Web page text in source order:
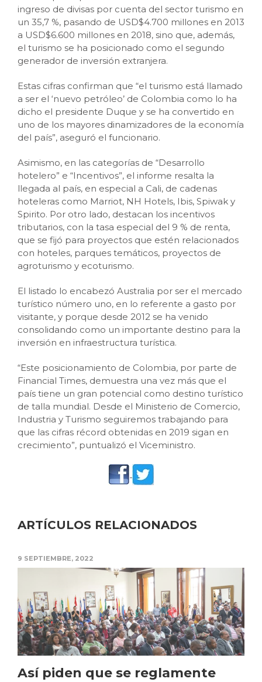
ingreso de divisas por cuenta del sector turismo en
un 35,7 %, pasando de USD$4.700 millones en 2013
a USD$6.600 millones en 2018, sino que, además,
el turismo se ha posicionado como el segundo
generador de inversión extranjera.
Estas cifras confirman que “el turismo está llamado
a ser el ‘nuevo petróleo’ de Colombia como lo ha
dicho el presidente Duque y se ha convertido en
uno de los mayores dinamizadores de la economía
del país”, aseguró el funcionario.
Asimismo, en las categorías de “Desarrollo
hotelero” e “Incentivos”, el informe resalta la
llegada al país, en especial a Cali, de cadenas
hoteleras como Marriot, NH Hotels, Ibis, Spiwak y
Spirito. Por otro lado, destacan los incentivos
tributarios, con la tasa especial del 9 % de renta,
que se fijó para proyectos que estén relacionados
con hoteles, parques temáticos, proyectos de
agroturismo y ecoturismo.
El listado lo encabezó Australia por ser el mercado
turístico número uno, en lo referente a gasto por
visitante, y porque desde 2012 se ha venido
consolidando como un importante destino para la
inversión en infraestructura turística.
“Este posicionamiento de Colombia, por parte de
Financial Times, demuestra una vez más que el
país tiene un gran potencial como destino turístico
de talla mundial. Desde el Ministerio de Comercio,
Industria y Turismo seguiremos trabajando para
que las cifras récord obtenidas en 2019 sigan en
crecimiento”, puntualizó el Viceministro.
ARTÍCULOS RELACIONADOS
9 SEPTIEMBRE, 2022
Así piden que se reglamente